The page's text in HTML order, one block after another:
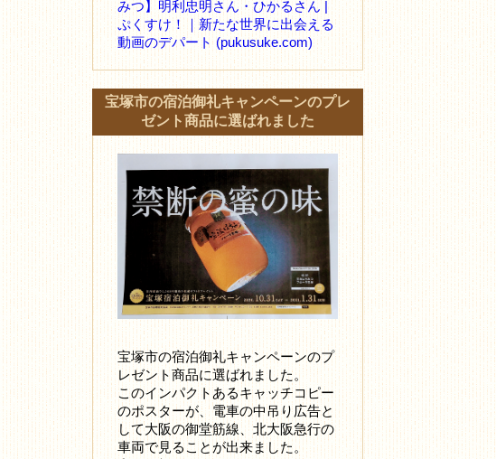
みつ】明利忠明さん・ひかるさん |
ぷくすけ！｜新たな世界に出会える
動画のデパート (pukusuke.com)
宝塚市の宿泊御礼キャンペーンのプレ
ゼント商品に選ばれました
宝塚市の宿泊御礼キャンペーンのプ
レゼント商品に選ばれました。
このインパクトあるキャッチコピー
のポスターが、電車の中吊り広告と
して大阪の御堂筋線、北大阪急行の
車両で見ることが出来ました。